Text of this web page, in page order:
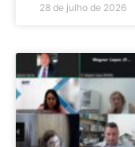
28 de julho de 2026